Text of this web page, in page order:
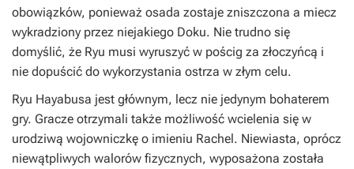
obowiązków, ponieważ osada zostaje zniszczona a miecz
wykradziony przez niejakiego Doku. Nie trudno się
domyślić, że Ryu musi wyruszyć w pościg za złoczyńcą i
nie dopuścić do wykorzystania ostrza w złym celu.
Ryu Hayabusa jest głównym, lecz nie jedynym bohaterem
gry. Gracze otrzymali także możliwość wcielenia się w
urodziwą wojowniczkę o imieniu Rachel. Niewiasta, oprócz
niewątpliwych walorów fizycznych, wyposażona została